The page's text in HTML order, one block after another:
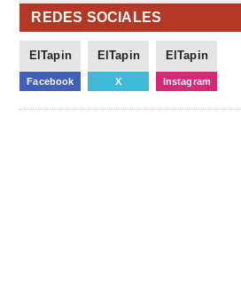
REDES SOCIALES
ElTapin
Facebook
ElTapin
X
ElTapin
Instagram